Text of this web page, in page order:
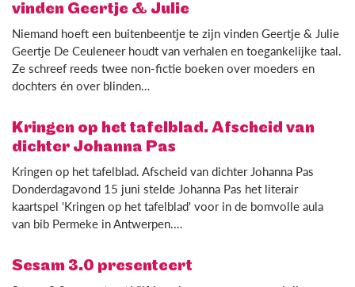
vinden Geertje & Julie
Niemand hoeft een buitenbeentje te zijn vinden Geertje & Julie
Geertje De Ceuleneer houdt van verhalen en toegankelijke taal.
Ze schreef reeds twee non-fictie boeken over moeders en
dochters én over blinden…
Kringen op het tafelblad. Afscheid van
dichter Johanna Pas
Kringen op het tafelblad. Afscheid van dichter Johanna Pas
Donderdagavond 15 juni stelde Johanna Pas het literair
kaartspel 'Kringen op het tafelblad' voor in de bomvolle aula
van bib Permeke in Antwerpen.…
Sesam 3.0 presenteert